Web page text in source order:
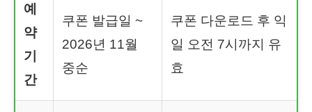
예
약
기
간
쿠폰 발급일 ~
2026년 11월
중순
쿠폰 다운로드 후 익
일 오전 7시까지 유
효